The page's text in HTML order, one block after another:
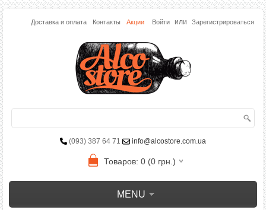
Доставка и оплата Контакты Акции Войти или Зарегистрироваться
(093) 387 64 71 info@alcostore.com.ua
Товаров: 0 (0 грн.)
MENU